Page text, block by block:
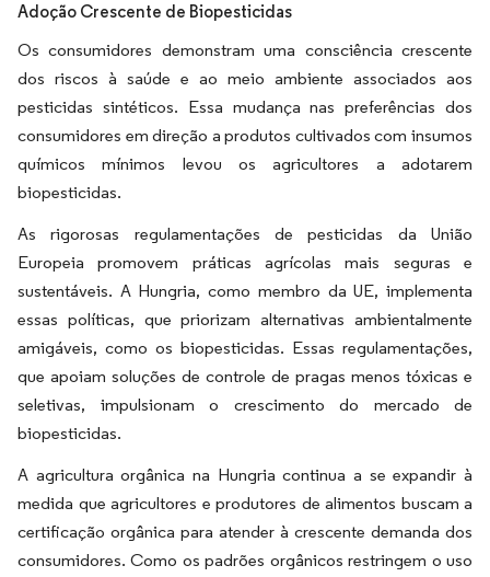
Adoção Crescente de Biopesticidas
Os consumidores demonstram uma consciência crescente
dos riscos à saúde e ao meio ambiente associados aos
pesticidas sintéticos. Essa mudança nas preferências dos
consumidores em direção a produtos cultivados com insumos
químicos mínimos levou os agricultores a adotarem
biopesticidas.
As rigorosas regulamentações de pesticidas da União
Europeia promovem práticas agrícolas mais seguras e
sustentáveis. A Hungria, como membro da UE, implementa
essas políticas, que priorizam alternativas ambientalmente
amigáveis, como os biopesticidas. Essas regulamentações,
que apoiam soluções de controle de pragas menos tóxicas e
seletivas, impulsionam o crescimento do mercado de
biopesticidas.
A agricultura orgânica na Hungria continua a se expandir à
medida que agricultores e produtores de alimentos buscam a
certificação orgânica para atender à crescente demanda dos
consumidores. Como os padrões orgânicos restringem o uso